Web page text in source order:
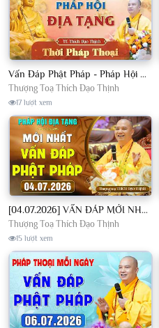
Vấn Đáp Phật Pháp - Pháp Hội Địa Tạng Ngày 01/08/2026│TT. Thích Đạo Thịnh
Thượng Toạ Thích Đạo Thịnh
17 lượt xem
[04.07.2026] VẤN ĐÁP MỚI NHẤT - Pháp Hội Địa Tạng Chùa Khai Nguyên | TT. Thích Đạo Thịnh
Thượng Toạ Thích Đạo Thịnh
15 lượt xem